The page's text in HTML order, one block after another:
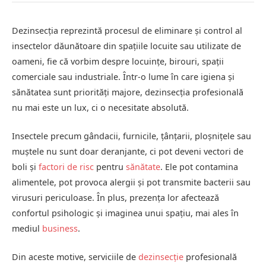
Dezinsecția reprezintă procesul de eliminare și control al
insectelor dăunătoare din spațiile locuite sau utilizate de
oameni, fie că vorbim despre locuințe, birouri, spații
comerciale sau industriale. Într-o lume în care igiena și
sănătatea sunt priorități majore, dezinsecția profesională
nu mai este un lux, ci o necesitate absolută.
Insectele precum gândacii, furnicile, țânțarii, ploșnițele sau
muștele nu sunt doar deranjante, ci pot deveni vectori de
boli și factori de risc pentru sănătate. Ele pot contamina
alimentele, pot provoca alergii și pot transmite bacterii sau
virusuri periculoase. În plus, prezența lor afectează
confortul psihologic și imaginea unui spațiu, mai ales în
mediul business.
Din aceste motive, serviciile de dezinsecție profesională